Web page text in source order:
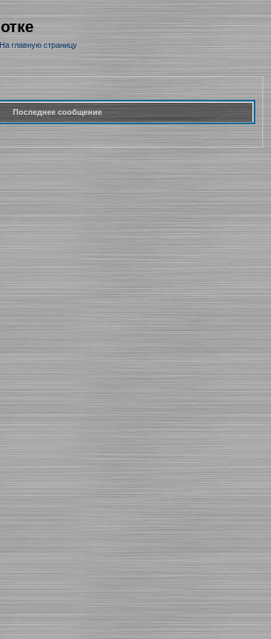
На главную страницу
Последнее сообщение